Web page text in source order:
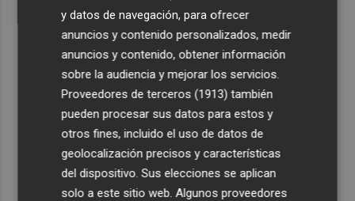
y datos de navegación, para ofrecer
anuncios y contenido personalizados, medir
anuncios y contenido, obtener información
sobre la audiencia y mejorar los servicios.
Proveedores de terceros (1913) también
pueden procesar sus datos para estos y
otros fines, incluido el uso de datos de
geolocalización precisos y características
del dispositivo. Sus elecciones se aplican
solo a este sitio web. Algunos proveedores